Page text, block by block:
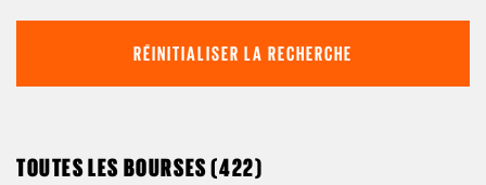
TOUTES LES BOURSES (422)